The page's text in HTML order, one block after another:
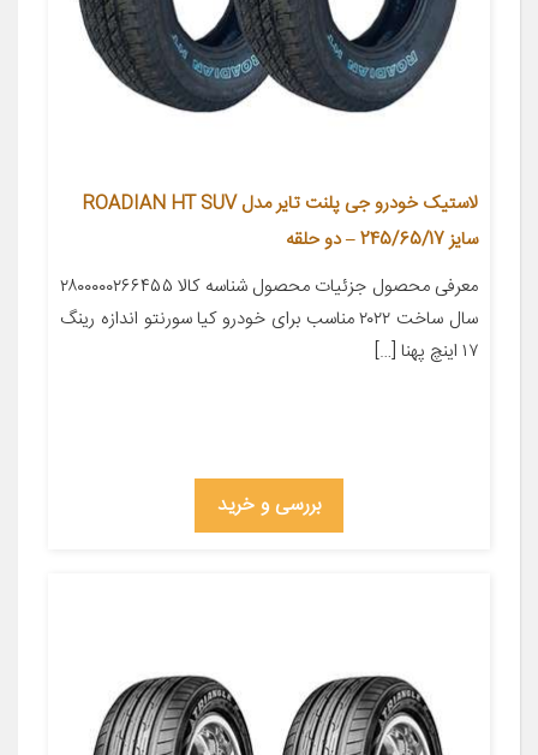
لاستیک خودرو جی پلنت تایر مدل ROADIAN HT SUV
سایز 245/65/17 – دو حلقه
معرفی محصول جزئیات محصول شناسه کالا ۲۸۰۰۰۰۰۲۶۶۴۵۵
سال ساخت ۲۰۲۲ مناسب برای خودرو کیا سورنتو اندازه رینگ
۱۷ اینچ پهنا […]
بررسی و خرید